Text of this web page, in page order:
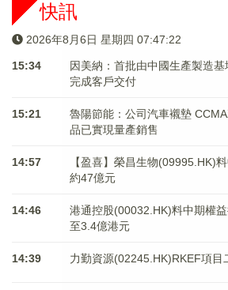
快訊
2026年8月6日 星期四 07:47:22
15:34
因美納：首批由中國生產製造
完成客戶交付
15:21
魯陽節能：公司汽車襯墊
品已實現量產銷售
14:57
【盈喜】榮昌生物(09995.HK)
約47億元
14:46
港通控股(00032.HK)料中期權
至3.4億港元
14:39 力勤資源(02245.HK)RKEF項目